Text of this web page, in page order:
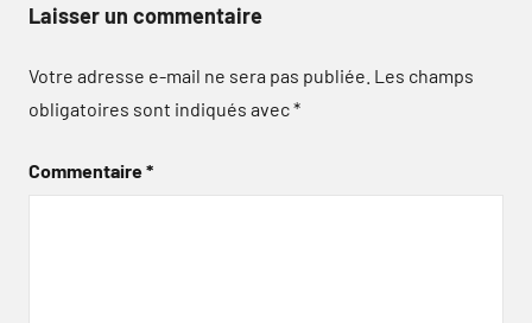
Laisser un commentaire
Votre adresse e-mail ne sera pas publiée. Les champs
obligatoires sont indiqués avec*
Commentaire*